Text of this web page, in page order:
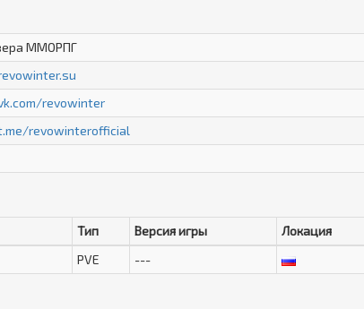
ММОРПГ
revowinter
revowinterofficial
Тип Версия игры
Локация
PVE ---